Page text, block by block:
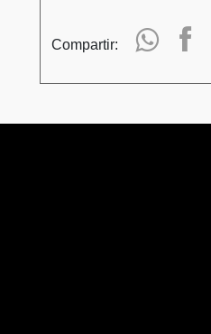
Compartir: